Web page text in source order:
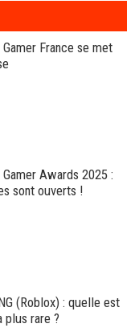
France se met
Awards 2025 :
sont ouverts !
(Roblox) : quelle est
plus rare ?